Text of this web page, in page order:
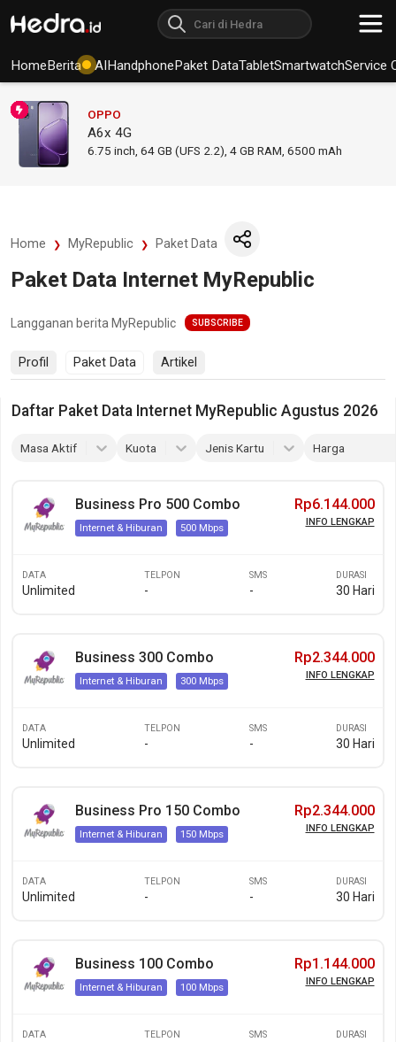
HomeBerita AIHandphonePaket DataTabletSmartwatchService
OPPO
A6x 4G
6.75 inch, 64 GB (UFS 2.2), 4 GB RAM 6500 mAh
Home MyRepublic Paket Data
Paket Data Internet MyRepublic
Langganan berita MyRepublic SUBSCRIBE
Profil Paket Data Artikel
Daftar Paket Data Internet MyRepublic Agustus 2026
Masa Aktif Kuota Jenis Kartu Harga
Business Pro 500 Combo
Internet & Hiburan 500 Mbps
Rp6.144.000
INFO LENGKAP
DATA
Unlimited
TELPON
-
SMS
-
DURASI
30 Hari
Business 300 Combo
Internet & Hiburan 300 Mbps
Rp2.344.000
INFO LENGKAP
DATA
Unlimited
TELPON
-
SMS
-
DURASI
30 Hari
Business Pro 150 Combo
Internet & Hiburan 150 Mbps
Rp2.344.000
INFO LENGKAP
DATA
Unlimited
TELPON
-
SMS
-
DURASI
30 Hari
Business 100 Combo
Internet & Hiburan 100 Mbps
Rp1.144.000
INFO LENGKAP
DATA TELPON SMS DURASI